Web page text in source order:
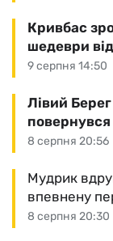
9 серпня 14:50
Кривбас
шедеври
8 серпня 20:56
Лівий
8 серпня 20:30
Мудрик
впевнену